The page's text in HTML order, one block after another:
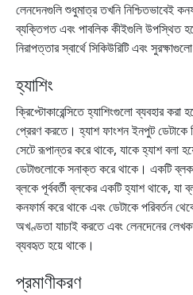
লেনদেনগুলি শুধুমাত্র তখনি নিশ্চিতভাবেই
ব্যক্তিগত এবং পাবলিক কীইগুলি উপস্থিত
নিরাপত্তার স্বার্থে সিকিউরিটি এবং
হ্যাশিং
ক্রিপ্টোকারেন্সিতে হ্যাশিংগুলো ব্যবহার করা
প্রেরণ করতে। হ্যাশ ফাংশন ইনপুট ডেটাকে
সেটে রূপান্তর করে থাকে, যাকে হ্যাশ বলা
ডেটাগুলোকে সনাক্ত করে থাকে। একটি
ব্লকে পূর্ববর্তী ব্লকের একটি হ্যাশ থাকে,
কনফার্ম করে থাকে এবং ডেটাকে পরিবর্তন
অখণ্ডতা যাচাই করতে এবং লেনদেনের
ব্যবহৃত হয়ে থাকে।
প্রমাণীকরণ